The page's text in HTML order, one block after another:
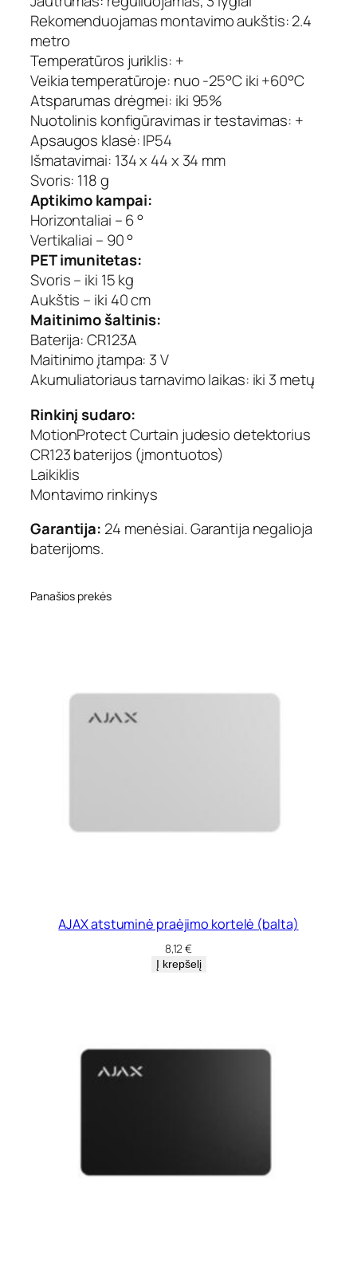
Rekomenduojamas montavimo aukštis: 2.4
metro
Temperatūros juriklis: +
Veikia temperatūroje: nuo -25°C iki +60°C
Atsparumas drėgmei: iki 95%
Nuotolinis konfigūravimas ir testavimas: +
Apsaugos klasė: IP54
Išmatavimai: 134 x 44 x 34 mm
Svoris: 118 g
Aptikimo kampai:
Horizontaliai – 6 °
Vertikaliai – 90 °
PET imunitetas:
Svoris – iki 15 kg
Aukštis – iki 40 cm
Maitinimo šaltinis:
Baterija: CR123A
Maitinimo įtampa: 3 V
Akumuliatoriaus tarnavimo laikas: iki 3 metų
Rinkinį sudaro:
MotionProtect Curtain judesio detektorius
CR123 baterijos (įmontuotos)
Laikiklis
Montavimo rinkinys
Garantija: 24 menėsiai. Garantija negalioja
baterijoms.
Panašios prekės
AJAX atstuminė praėjimo kortelė (balta)
8,12€
Į krepšelį